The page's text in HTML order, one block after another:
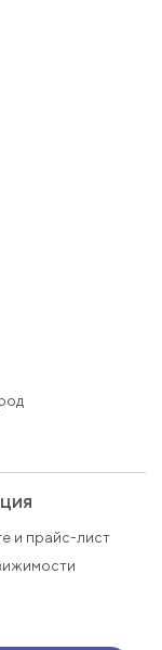
и прайс-лист